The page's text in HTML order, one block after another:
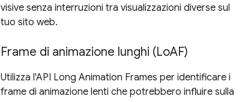
visive senza interruzioni tra visualizzazioni diverse sul
tuo sito web.
Frame di animazione lunghi (LoAF)
Utilizza l'API Long Animation Frames per identificare i
frame di animazione lenti che potrebbero influire sulla